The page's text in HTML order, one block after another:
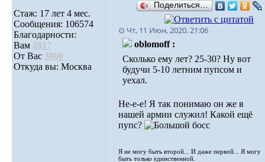
Стаж: 17 лет 4 мес.
Сообщения: 106574
Благодарности:
Вам 2817
От Вас 3800
Откуда вы: Москва
Поделиться…
⊙ Чт, 11 Июн, 2020. 21:06
oblomoff :
Сколько ему лет? 25-30? Ну вот
будучи 5-10 летним пупсом и
уехал.
Не-е-е! Я так понимаю он же в
нашей армии служил! Какой ещё
пупс?
Я не могу быть второй... И даже первой... Я могу
быть только единственной.